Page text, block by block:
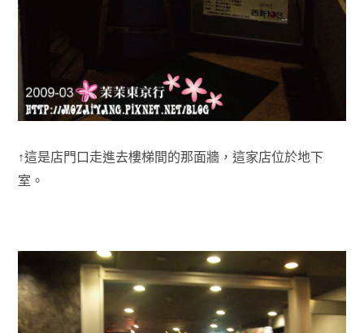
↑這是店門口走進去樓梯間的那面牆，這家店位於地下
室。